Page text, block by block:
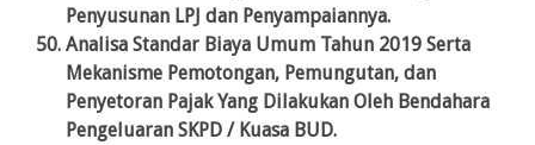
Penyusunan LPJ dan Penyampaiannya.
Analisa Standar Biaya Umum Tahun 2019 Serta
Mekanisme Pemotongan, Pemungutan, dan
Penyetoran Pajak Yang Dilakukan Oleh Bendahara
Pengeluaran SKPD / Kuasa BUD.